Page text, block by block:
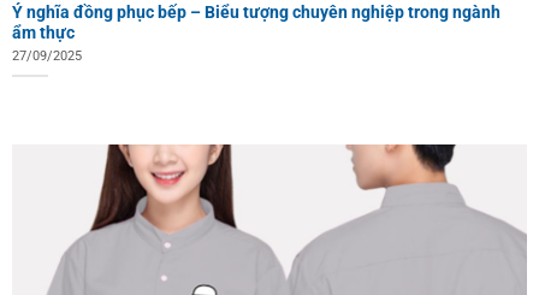
Ý nghĩa đồng phục bếp – Biểu tượng chuyên nghiệp trong ngành
ẩm thực
27/09/2025